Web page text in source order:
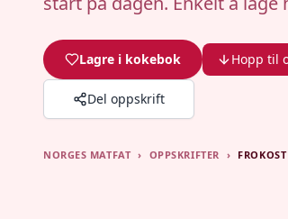
Lagre i kokebok Hopp til
Del oppskrift
NORGES MATFAT › OPPSKRIFTER › FROKOST